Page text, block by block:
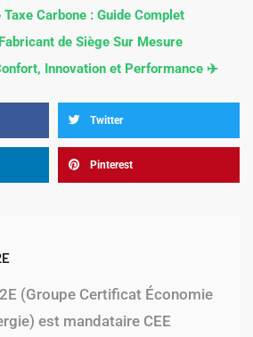
Taxe Carbone : Guide Complet
de Siège Sur Mesure
Innovation et Performance ✈️
Twitter
Pinterest
(Groupe Certificat Économie
est mandataire CEE